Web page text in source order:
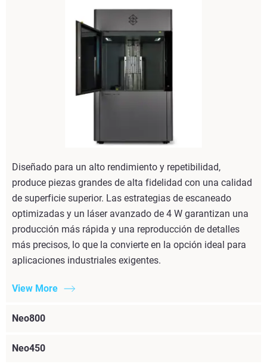
Diseñado para un alto rendimiento y repetibilidad,
produce piezas grandes de alta fidelidad con una calidad
de superficie superior. Las estrategias de escaneado
optimizadas y un láser avanzado de 4 W garantizan una
producción más rápida y una reproducción de detalles
más precisos, lo que la convierte en la opción ideal para
aplicaciones industriales exigentes.
View More
Neo800
Neo450